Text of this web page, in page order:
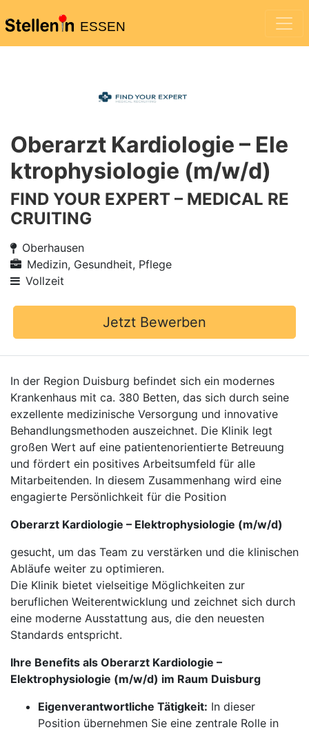
ESSEN
Oberarzt Kardiologie – Ele
ktrophysiologie (m/w/d)
FIND YOUR EXPERT – MEDICAL RE
CRUITING
Oberhausen
Medizin, Gesundheit, Pflege
Vollzeit
Jetzt Bewerben
In der Region Duisburg befindet sich ein modernes
Krankenhaus mit ca. 380 Betten, das sich durch seine
exzellente medizinische Versorgung und innovative
Behandlungsmethoden auszeichnet. Die Klinik legt
großen Wert auf eine patientenorientierte Betreuung
und fördert ein positives Arbeitsumfeld für alle
Mitarbeitenden. In diesem Zusammenhang wird eine
engagierte Persönlichkeit für die Position
Oberarzt Kardiologie – Elektrophysiologie (m/w/d)
gesucht, um das Team zu verstärken und die klinischen
Abläufe weiter zu optimieren.
Die Klinik bietet vielseitige Möglichkeiten zur
beruflichen Weiterentwicklung und zeichnet sich durch
eine moderne Ausstattung aus, die den neuesten
Standards entspricht.
Ihre Benefits als Oberarzt Kardiologie –
Elektrophysiologie (m/w/d) im Raum Duisburg
Eigenverantwortliche Tätigkeit: In dieser
Position übernehmen Sie eine zentrale Rolle in